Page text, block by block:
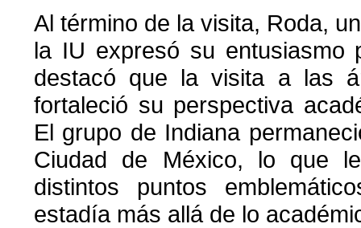
Al término de la visita, Roda,
la IU expresó su entusiasmo
destacó que la visita a las
fortaleció su perspectiva
El grupo de Indiana
Ciudad de México, lo que
distintos puntos
estadía más allá de lo